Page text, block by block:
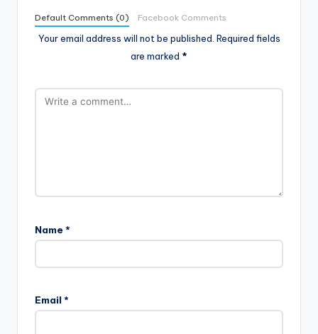
Default Comments (0) Facebook Comments
Your email address will not be published. Required fields
are marked *
Name *
Email *